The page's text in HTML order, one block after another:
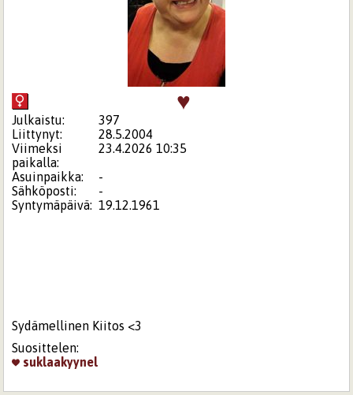
♥
Julkaistu:
397
Liittynyt:
28.5.2004
Viimeksi
paikalla:
23.4.2026 10:35
Asuinpaikka:
-
Sähköposti:
-
Syntymäpäivä: 19.12.1961
Sydämellinen Kiitos <3
Suosittelen:
suklaakyynel